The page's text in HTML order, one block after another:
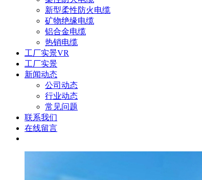
新型柔性防火电缆
矿物绝缘电缆
铝合金电缆
热销电缆
工厂实景VR
工厂实景
新闻动态
公司动态
行业动态
常见问题
联系我们
在线留言